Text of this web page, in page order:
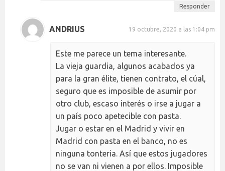
Responder
ANDRIUS 19 octubre, 2020 a las 1:04 pm
Este me parece un tema interesante.
La vieja guardia, algunos acabados ya
para la gran élite, tienen contrato, el cúal,
seguro que es imposible de asumir por
otro club, escaso interés o irse a jugar a
un país poco apetecible con pasta.
Jugar o estar en el Madrid y vivir en
Madrid con pasta en el banco, no es
ninguna tonteria. Así que estos jugadores
no se van ni vienen a por ellos. Imposible